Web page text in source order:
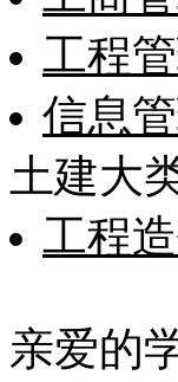
工程
信息
土建大
工程
亲爱的